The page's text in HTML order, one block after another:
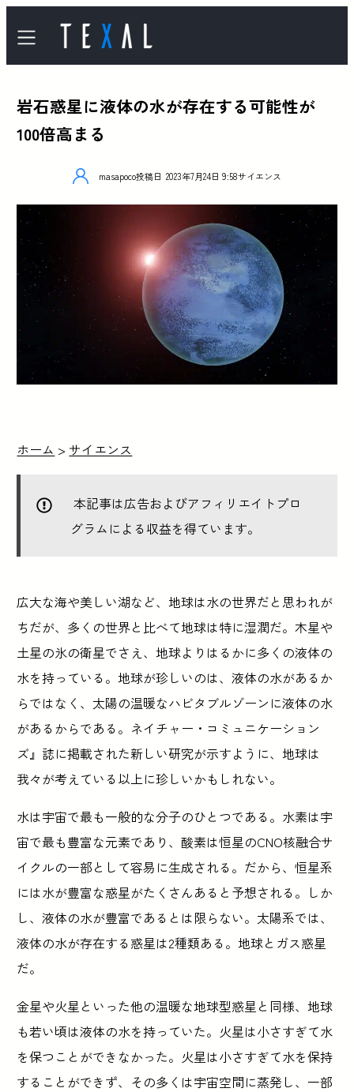
岩石惑星に液体の水が存在する可能性が
100倍高まる
masapoco投稿日 2023年7月24日 9:58サイエンス
ホーム > サイエンス
本記事は広告およびアフィリエイトプロ
グラムによる収益を得ています。
広大な海や美しい湖など、地球は水の世界だと思われが
ちだが、多くの世界と比べて地球は特に湿潤だ。木星や
土星の氷の衛星でさえ、地球よりはるかに多くの液体の
水を持っている。地球が珍しいのは、液体の水があるか
らではなく、太陽の温暖なハビタブルゾーンに液体の水
があるからである。ネイチャー・コミュニケーション
ズ』誌に掲載された新しい研究が示すように、地球は
我々が考えている以上に珍しいかもしれない。
水は宇宙で最も一般的な分子のひとつである。水素は宇
宙で最も豊富な元素であり、酸素は恒星のCNO核融合サ
イクルの一部として容易に生成される。だから、恒星系
には水が豊富な惑星がたくさんあると予想される。しか
し、液体の水が豊富であるとは限らない。太陽系では、
液体の水が存在する惑星は2種類ある。地球とガス惑星
だ。
金星や火星といった他の温暖な地球型惑星と同様、地球
も若い頃は液体の水を持っていた。火星は小さすぎて水
を保つことができなかった。火星は小さすぎて水を保持
することができず、その多くは宇宙空間に蒸発し、一部